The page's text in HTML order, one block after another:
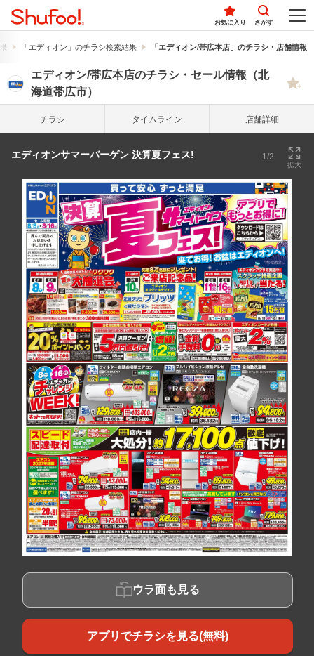
お気に入り さがす
「エディオン」のチラシ検索結果 「エディオン/帯広本店」のチラシ・店舗情報
エディオン/帯広本店のチラシ・セール情報（北
海道帯広市）
チラシ タイム ライン 店舗詳細
エディオンサマーバーゲン 決算夏フェス! 1/2
拡大
ウラ面も見る
アプリでチラシを見る(無料)